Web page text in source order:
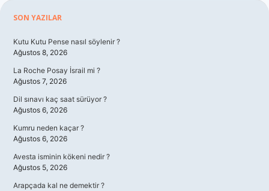
Sidebar
SON YAZILAR
Kutu Kutu Pense nasıl söylenir ?
Ağustos 8, 2026
La Roche Posay İsrail mi ?
Ağustos 7, 2026
Dil sınavı kaç saat sürüyor ?
Ağustos 6, 2026
Kumru neden kaçar ?
Ağustos 6, 2026
Avesta isminin kökeni nedir ?
Ağustos 5, 2026
Arapçada kal ne demektir ?